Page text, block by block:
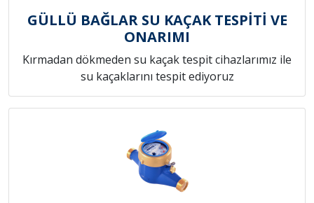
GÜLLÜ BAĞLAR SU KAÇAK TESPİTİ VE
ONARIMI
Kırmadan dökmeden su kaçak tespit cihazlarımız ile
su kaçaklarını tespit ediyoruz